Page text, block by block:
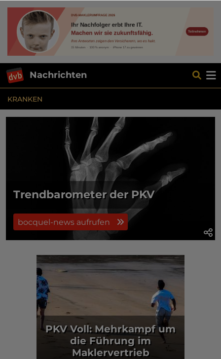
Nachrichten
KRANKEN
Trendbarometer der PKV
bocquel-news aufrufen
PKV Voll: Mehrkampf um
die Führung im
Maklervertrieb